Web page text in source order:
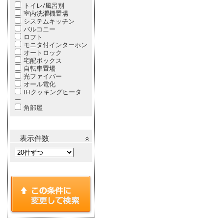
トイレ/風呂別
室内洗濯機置場
システムキッチン
バルコニー
ロフト
モニタ付インターホン
オートロック
宅配ボックス
自転車置場
光ファイバー
オール電化
IHクッキングヒータ
ー
角部屋
表示件数